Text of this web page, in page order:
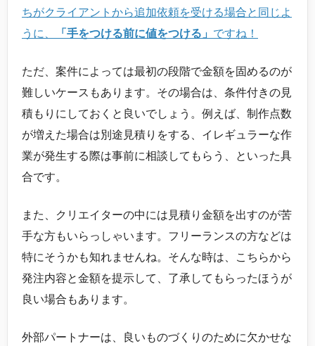
ちがクライアントから追加依頼を受ける場合と同じよ
うに、
「手をつける前に値をつける」 ですね！
ただ、案件によっては最初の段階で金額を固めるのが
難しいケースもあります。その場合は、条件付きの見
積もりにしておくと良いでしょう。例えば、制作点数
が増えた場合は別途見積りをする、イレギュラーな作
業が発生する際は事前に相談してもらう、といった具
合です。
また、クリエイターの中には見積り金額を出すのが苦
手な方もいらっしゃいます。フリーランスの方などは
特にそうかも知れませんね。そんな時は、こちらから
発注内容と金額を提示して、了承してもらったほうが
良い場合もあります。
外部パートナーは、良いものづくりのために欠かせな